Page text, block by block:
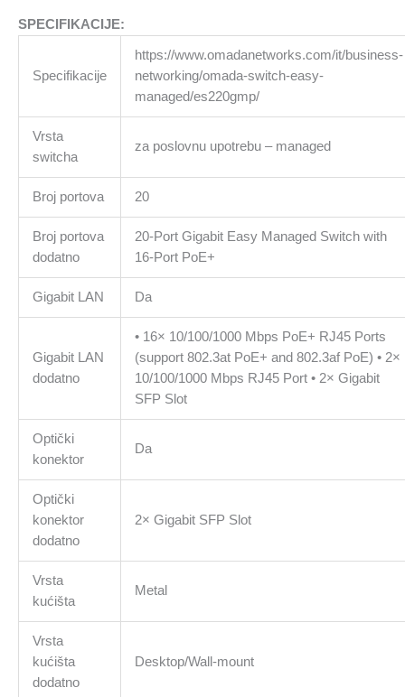
PoE+
SPECIFIKACIJE:
Specifikacije
https://www.omadanetworks.com/it/business-
networking/omada-switch-easy-
managed/es220gmp/
Vrsta
switcha
za poslovnu upotrebu – managed
Broj portova 20
Broj portova
dodatno
20-Port Gigabit Easy Managed Switch with
16-Port PoE+
Gigabit LAN Da
Gigabit LAN
dodatno
• 16× 10/100/1000 Mbps PoE+ RJ45 Ports
(support 802.3at PoE+ and 802.3af PoE) • 2×
10/100/1000 Mbps RJ45 Port • 2× Gigabit
SFP Slot
Optički
konektor
Da
Optički
konektor
dodatno
2× Gigabit SFP Slot
Vrsta
kućišta
Metal
Vrsta
kućišta
dodatno
Desktop/Wall-mount